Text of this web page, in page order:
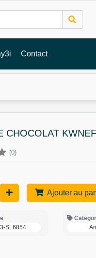
Contact
CHOCOLAT
(0)
Ajouter au
SL6854